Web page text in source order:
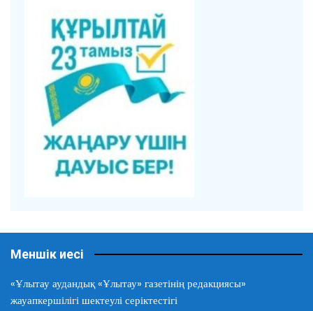
Меншік иесі
«Ұлытау аудандық «Ұлытау» газетінің редакциясы»
жауапкершілігі шектеулі серіктестігі